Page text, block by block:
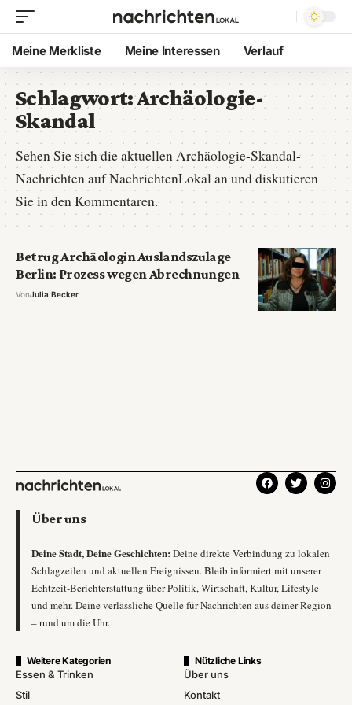
Meine Merkliste Meine Interessen Verlauf
Schlagwort:Archäologie-
Skandal
Sehen Sie sich die aktuellen Archäologie-Skandal-
Nachrichten auf NachrichtenLokal an und diskutieren
Sie in den Kommentaren.
Betrug Archäologin Auslandszulage
Berlin: Prozess wegen Abrechnungen
VonJulia Becker
Über uns
Deine Stadt, Deine Geschichten: Deine direkte Verbindung zu lokalen
Schlagzeilen und aktuellen Ereignissen. Bleib informiert mit unserer
Echtzeit-Berichterstattung über Politik, Wirtschaft, Kultur, Lifestyle
und mehr. Deine verlässliche Quelle für Nachrichten aus deiner Region
– rund um die Uhr.
Weitere Kategorien
Essen & Trinken
Stil
Nützliche Links
Über uns
Kontakt